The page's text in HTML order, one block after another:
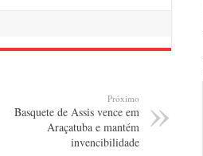
Próximo
Basquete de Assis vence em
Araçatuba e mantém
invencibilidade